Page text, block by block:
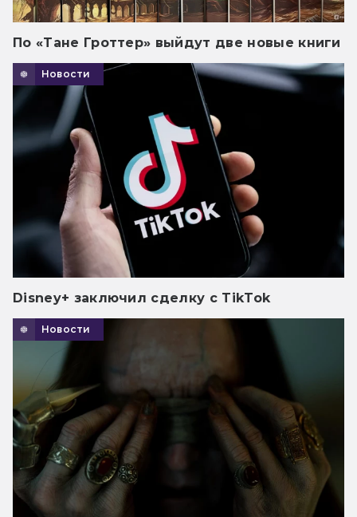
По «Тане Гроттер» выйдут две новые книги
Новости
Disney+ заключил сделку с TikTok
Новости